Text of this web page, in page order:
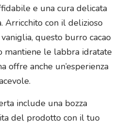
e una cura delicata
Arricchito con il delizioso
questo burro cacao
mantiene le labbra idratate
offre anche un’esperienza
include una bozza
del prodotto con il tuo